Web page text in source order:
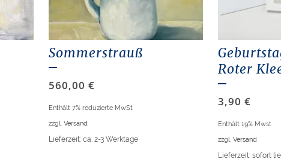
Sommerstrauß
560,00€
Enthält 7% reduzierte MwSt
zzgl.Versand
Lieferzeit: ca. 2-3 Werktage
Roter
3,90 €
Enthält 19% Mwst
zzgl. Versand
Lieferzeit: sofort